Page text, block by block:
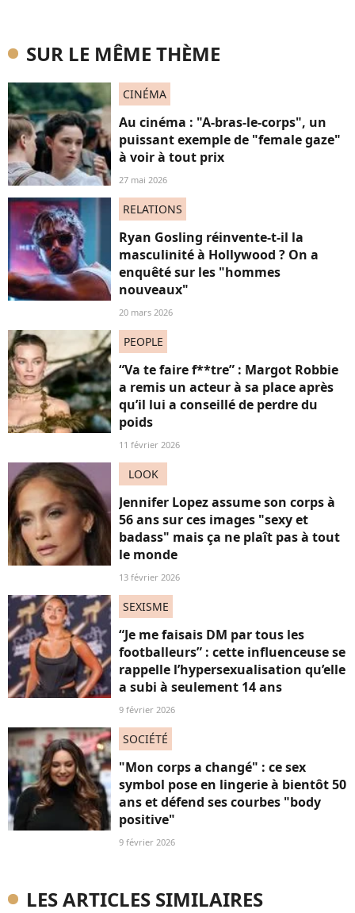
SUR LE MÊME THÈME
CINÉMA
Au cinéma : "A-bras-le-corps", un
puissant exemple de "female gaze"
à voir à tout prix
27 mai 2026
RELATIONS
Ryan Gosling réinvente-t-il la
masculinité à Hollywood ? On a
enquêté sur les "hommes
nouveaux"
20 mars 2026
PEOPLE
“Va te faire f**tre” : Margot Robbie
a remis un acteur à sa place après
qu’il lui a conseillé de perdre du
poids
11 février 2026
LOOK
Jennifer Lopez assume son corps à
56 ans sur ces images "sexy et
badass" mais ça ne plaît pas à tout
le monde
13 février 2026
SEXISME
“Je me faisais DM par tous les
footballeurs” : cette influenceuse se
rappelle l’hypersexualisation qu’elle
a subi à seulement 14 ans
9 février 2026
SOCIÉTÉ
"Mon corps a changé" : ce sex
symbol pose en lingerie à bientôt 50
ans et défend ses courbes "body
positive"
9 février 2026
LES ARTICLES SIMILAIRES